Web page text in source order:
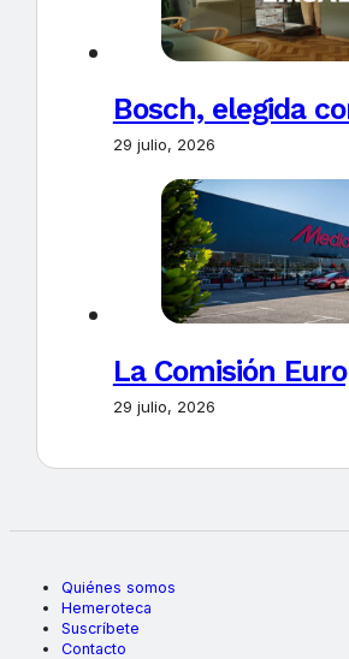
Bosch, elegida
29 julio, 2026
La Comisión
29 julio, 2026
Quiénes somos
Hemeroteca
Suscríbete
Contacto